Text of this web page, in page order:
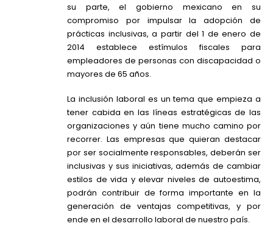
su parte, el gobierno mexicano en su
compromiso por impulsar la adopción de
prácticas inclusivas, a partir del 1 de enero de
2014 establece estímulos fiscales para
empleadores de personas con discapacidad o
mayores de 65 años.
La inclusión laboral es un tema que empieza a
tener cabida en las líneas estratégicas de las
organizaciones y aún tiene mucho camino por
recorrer. Las empresas que quieran destacar
por ser socialmente responsables, deberán ser
inclusivas y sus iniciativas, además de cambiar
estilos de vida y elevar niveles de autoestima,
podrán contribuir de forma importante en la
generación de ventajas competitivas, y por
ende en el desarrollo laboral de nuestro país.